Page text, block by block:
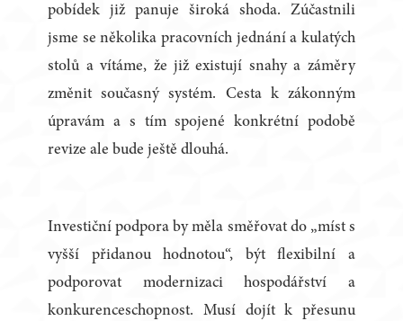
pobídek již panuje široká shoda. Zúčastnili
jsme se několika pracovních jednání a kulatých
stolů a vítáme, že již existují snahy a záměry
změnit současný systém. Cesta k zákonným
úpravám a s tím spojené konkrétní podobě
revize ale bude ještě dlouhá.
Investiční podpora by měla směřovat do „míst s
vyšší přidanou hodnotou“, být flexibilní a
podporovat modernizaci hospodářství a
konkurenceschopnost. Musí dojít k přesunu